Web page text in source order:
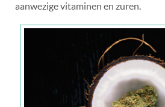
aanwezige vitaminen en zuren.